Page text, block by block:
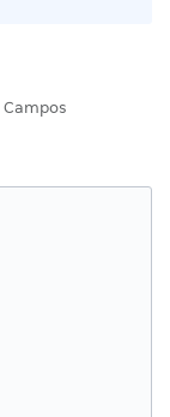
Campos